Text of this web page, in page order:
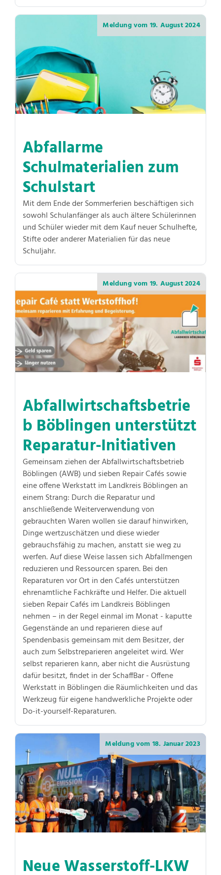
Meldung vom 19. August 2024
Abfallarme
Schulmaterialien zum
Schulstart
Mit dem Ende der Sommerferien beschäftigen sich
sowohl Schulanfänger als auch ältere Schülerinnen
und Schüler wieder mit dem Kauf neuer Schulhefte,
Stifte oder anderer Materialien für das neue
Schuljahr.
Meldung vom 19. August 2024
Abfallwirtschaftsbetrie
b Böblingen unterstützt
Reparatur-Initiativen
Gemeinsam ziehen der Abfallwirtschaftsbetrieb
Böblingen (AWB) und sieben Repair Cafés sowie
eine offene Werkstatt im Landkreis Böblingen an
einem Strang: Durch die Reparatur und
anschließende Weiterverwendung von
gebrauchten Waren wollen sie darauf hinwirken,
Dinge wertzuschätzen und diese wieder
gebrauchsfähig zu machen, anstatt sie weg zu
werfen. Auf diese Weise lassen sich Abfallmengen
reduzieren und Ressourcen sparen. Bei den
Reparaturen vor Ort in den Cafés unterstützen
ehrenamtliche Fachkräfte und Helfer. Die aktuell
sieben Repair Cafés im Landkreis Böblingen
nehmen – in der Regel einmal im Monat - kaputte
Gegenstände an und reparieren diese auf
Spendenbasis gemeinsam mit dem Besitzer, der
auch zum Selbstreparieren angeleitet wird. Wer
selbst reparieren kann, aber nicht die Ausrüstung
dafür besitzt, findet in der SchaffBar - Offene
Werkstatt in Böblingen die Räumlichkeiten und das
Werkzeug für eigene handwerkliche Projekte oder
Do-it-yourself-Reparaturen.
Meldung vom 18. Januar 2023
Neue Wasserstoff-LKW